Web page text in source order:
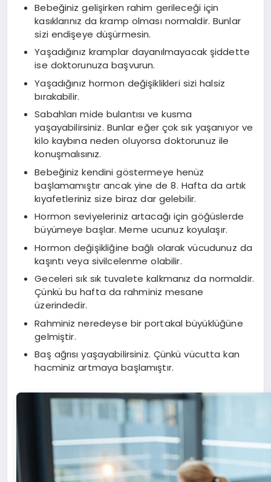
Bebeğiniz gelişirken rahim gerileceği için
kasıklarınız da kramp olması normaldir. Bunlar
sizi endişeye düşürmesin.
Yaşadığınız kramplar dayanılmayacak şiddette
ise doktorunuza başvurun.
Yaşadığınız hormon değişiklikleri sizi halsiz
bırakabilir.
Sabahları mide bulantısı ve kusma
yaşayabilirsiniz. Bunlar eğer çok sık yaşanıyor ve
kilo kaybına neden oluyorsa doktorunuz ile
konuşmalısınız.
Bebeğiniz kendini göstermeye henüz
başlamamıştır ancak yine de 8. Hafta da artık
kıyafetleriniz size biraz dar gelebilir.
Hormon seviyeleriniz artacağı için göğüslerde
büyümeye başlar. Meme ucunuz koyulaşır.
Hormon değişikliğine bağlı olarak vücudunuz da
kaşıntı veya sivilcelenme olabilir.
Geceleri sık sık tuvalete kalkmanız da normaldir.
Çünkü bu hafta da rahminiz mesane
üzerindedir.
Rahminiz neredeyse bir portakal büyüklüğüne
gelmiştir.
Baş ağrısı yaşayabilirsiniz. Çünkü vücutta kan
hacminiz artmaya başlamıştır.